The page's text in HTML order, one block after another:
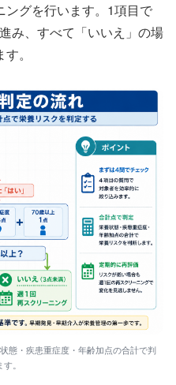
グを行います。1項目で
み、すべて「いいえ」の場
。
態・疾患重症度・年齢加点の合計で判
。